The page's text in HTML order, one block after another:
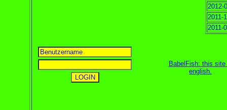
2012-
2011-
2011-
BabelFish: this site
english.